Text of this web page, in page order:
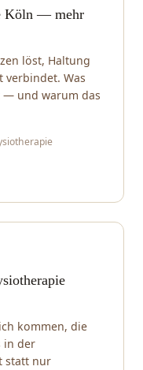
Köln — mehr
löst, Haltung
verbindet. Was
— und warum das
kommen, die
in der
statt nur